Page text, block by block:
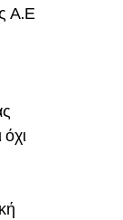
Α.Ε